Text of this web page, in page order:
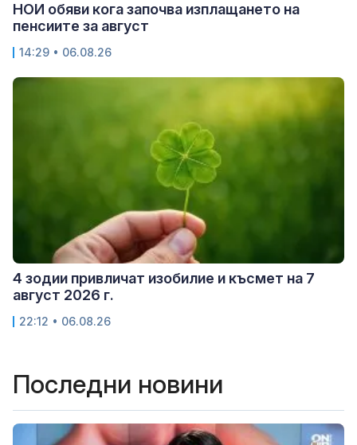
НОИ обяви кога започва изплащането на
пенсиите за август
14:29 • 06.08.26
4 зодии привличат изобилие и късмет на 7
август 2026 г.
22:12 • 06.08.26
Последни новини